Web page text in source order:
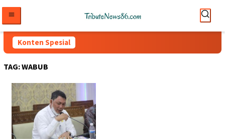
konten
Konten Spesial
TAG:WABUB